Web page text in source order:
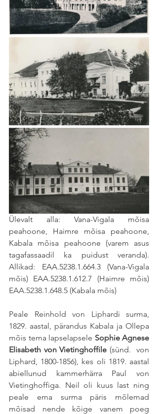
Ülevalt alla: Vana-Vigala mõisa
peahoone, Haimre mõisa peahoone,
Kabala mõisa peahoone (varem asus
tagafassaadil ka puidust veranda).
Allikad: EAA.5238.1.664.3 (Vana-Vigala
EAA.5238.1.648.5 (Kabala mõis)
Peale Reinhold von Liphardi surma,
1829. aastal, pärandus Kabala ja Ollepa
mõis tema lapselapsele Sophie Agnese
Elisabeth von Vietinghoffile (sünd.  von
Liphard, 1800-1856), kes oli 1819. aastal
abiellunud kammerhärra Paul von
Vietinghoffiga. Neil oli kuus last ning
peale ema surma päris mõlemad
mõisad nende kõige vanem poeg